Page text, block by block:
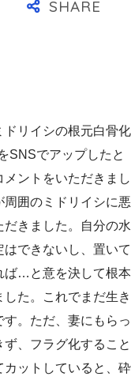
リイシの根元白骨化
SNSでアップしたと
ントをいただきまし
囲のミドリイシに悪
きました。自分の水
できないし、置いて
ば…と意を決して根本
た。これでまだ生き
。ただ、妻にもらっ
、フラグ化すること
ットしていると、砕